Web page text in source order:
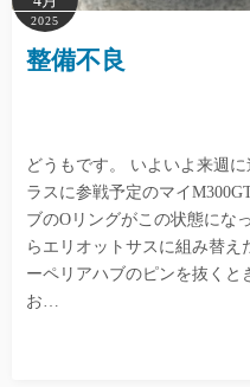
2025
整備不良
どうもです。 いよいよ来週
ラスに参戦予定のマイ
ブのOリングがこの状態にな
らエリオットサスに組み替
ーペリアハブのピンを抜くと
お…